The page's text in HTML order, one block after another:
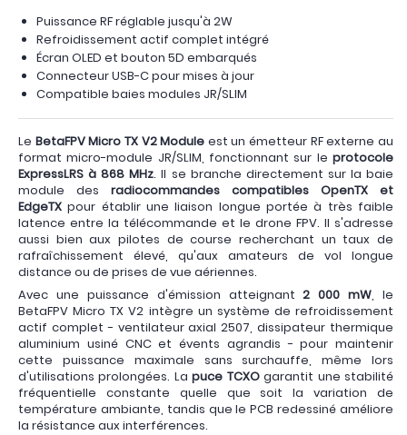
Puissance RF réglable jusqu'à 2W
Refroidissement actif complet intégré
Écran OLED et bouton 5D embarqués
Connecteur USB-C pour mises à jour
Compatible baies modules JR/SLIM
Le BetaFPV Micro TX V2 Module est un émetteur RF externe au
format micro-module JR/SLIM, fonctionnant sur le protocole
ExpressLRS à 868 MHz. Il se branche directement sur la baie
module des radiocommandes compatibles OpenTX et
EdgeTX pour établir une liaison longue portée à très faible
latence entre la télécommande et le drone FPV. Il s'adresse
aussi bien aux pilotes de course recherchant un taux de
rafraîchissement élevé, qu'aux amateurs de vol longue
distance ou de prises de vue aériennes.
Avec une puissance d'émission atteignant2 000 mW , le
BetaFPV Micro TX V2 intègre un système de refroidissement
actif complet - ventilateur axial 2507, dissipateur thermique
aluminium usiné CNC et évents agrandis - pour maintenir
cette puissance maximale sans surchauffe, même lors
d'utilisations prolongées. Lapuce TCXOgarantit une stabilité
fréquentielle constante quelle que soit la variation de
température ambiante, tandis que le PCB redessiné améliore
la résistance aux interférences.